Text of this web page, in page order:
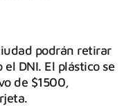
podrán retirar
DNI. El plástico se
de $1500,